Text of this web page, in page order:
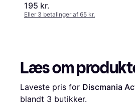
195 kr.
Eller 3 betalinger af 65 kr.
Læs om
Laveste pris for Discmania
blandt 3 butikker.